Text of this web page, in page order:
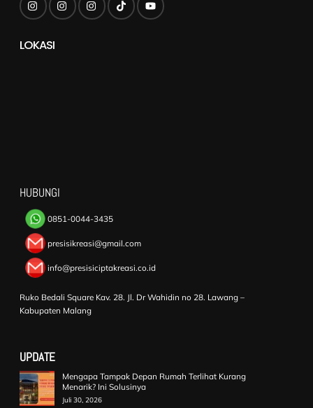
LOKASI
HUBUNGI
0851-0044-3435
presisikreasi@gmail.com
info@presisiciptakreasi.co.id
Ruko Bedali Square Kav. 28. Jl. Dr Wahidin no 28. Lawang –
Kabupaten Malang
UPDATE
Mengapa Tampak Depan Rumah Terlihat Kurang
Menarik? Ini Solusinya
Juli 30, 2026